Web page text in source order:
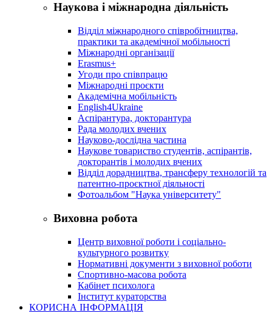
Наукова і міжнародна діяльність
Відділ міжнародного співробітництва,
практики та академічної мобільності
Міжнародні організації
Erasmus+
Угоди про співпрацю
Міжнародні проєкти
Академічна мобільність
English4Ukraine
Аспірантура, докторантура
Рада молодих вчених
Науково-дослідна частина
Наукове товариство студентів, аспірантів,
докторантів і молодих вчених
Відділ дорадництва, трансферу технологій та
патентно-проєктної діяльності
Фотоальбом "Наука університету"
Виховна робота
Центр виховної роботи і соціально-
культурного розвитку
Нормативні документи з виховної роботи
Спортивно-масова робота
Кабінет психолога
Інститут кураторства
КОРИСНА ІНФОРМАЦІЯ